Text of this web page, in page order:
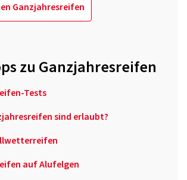
Ganzjahresreifen
zu Ganzjahresreifen
Tests
sind erlaubt?
auf Alufelgen